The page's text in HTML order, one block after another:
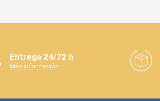
Entrega 24/72 h
Más información